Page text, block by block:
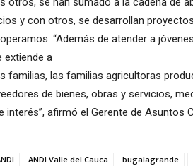
y con otros, se desarrollan
“Además de atender a
extiende a
familias, las familias agricultoras
de bienes, obras y servicios,
interés”, afirmó el Gerente de Asuntos
ANDI Valle del Cauca bugalagrande